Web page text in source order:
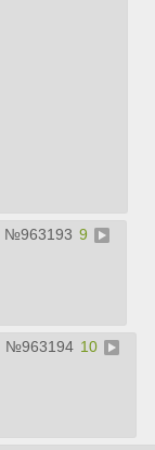
№963193 9
№963194 10